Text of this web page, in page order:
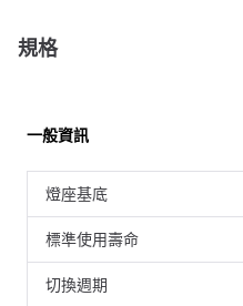
規格
一般資訊
燈座基底
標準使用壽命
切換週期